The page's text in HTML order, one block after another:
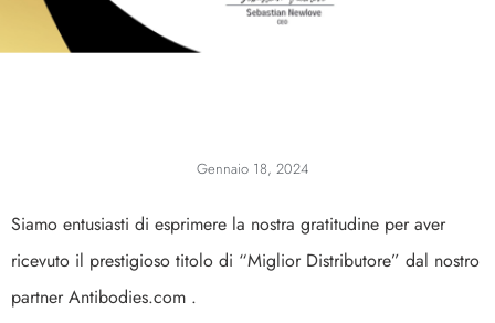
Gennaio 18, 2024
Siamo entusiasti di esprimere la nostra gratitudine per aver
ricevuto il prestigioso titolo di “Miglior Distributore” dal nostro
partner Antibodies.com .